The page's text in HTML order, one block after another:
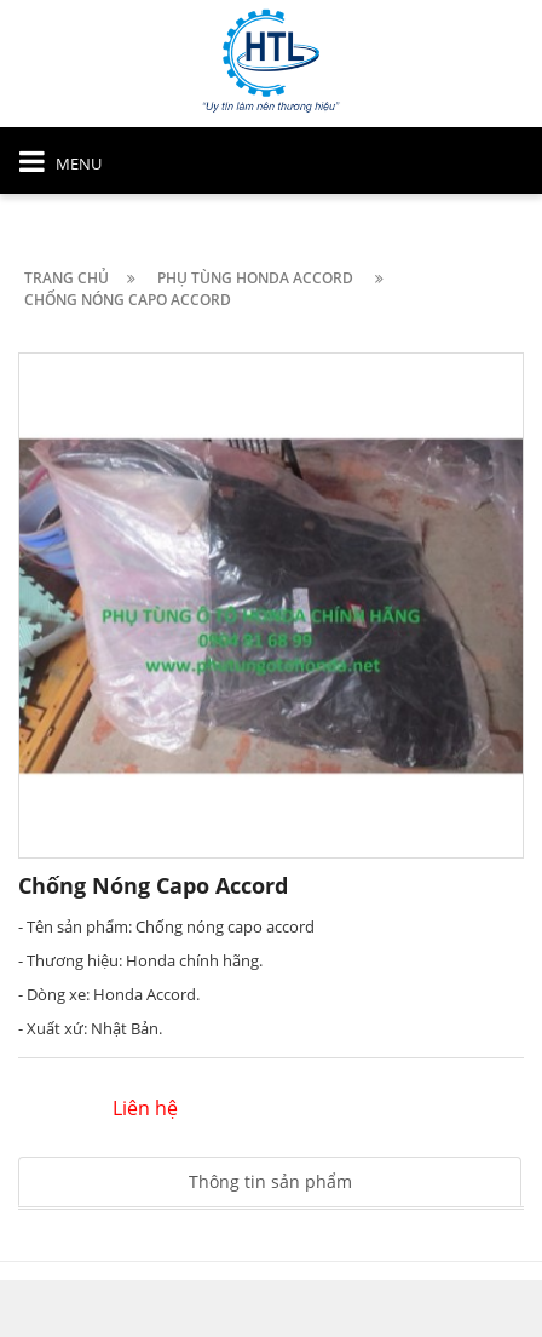
MENU
TRANG CHỦ
PHỤ TÙNG HONDA ACCORD
CHỐNG NÓNG CAPO ACCORD
Chống Nóng Capo Accord
- Tên sản phẩm: Chống nóng capo accord
- Thương hiệu: Honda chính hãng.
- Dòng xe: Honda Accord.
- Xuất xứ: Nhật Bản.
Liên hệ
Thông tin sản phẩm